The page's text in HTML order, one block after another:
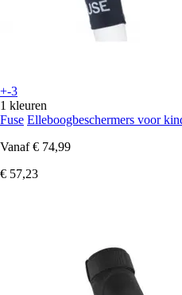
+-3
1 kleuren
Fuse Elleboogbeschermers voor
Vanaf € 74,99
€ 57,23